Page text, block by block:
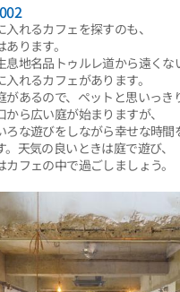
れるカフェを探すのも、
ります。
地名品トゥルレ道から遠くな
れるカフェがあります。
あるので、ペットと思いっき
ら広い庭が始まりますが、
ろな遊びをしながら幸せな時間
天気の良いときは庭で遊び、
フェの中で過ごしましょう。